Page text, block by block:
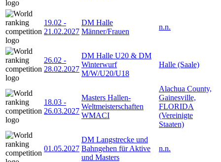
19.02 -
21.02.2027
DM Halle
Männer/Frauen
n.n.
26.02 -
28.02.2027
DM Halle U20 & DM
Winterwurf
M/W/U20/U18
Halle (Saale)
18.03 -
26.03.2027
Masters Hallen-
Weltmeisterschaften
WMACI
Alachua County,
Gainesville,
FLORIDA
(Vereinigte
Staaten)
01.05.2027
DM Langstrecke und
Bahngehen für Aktive
und Masters
n.n.